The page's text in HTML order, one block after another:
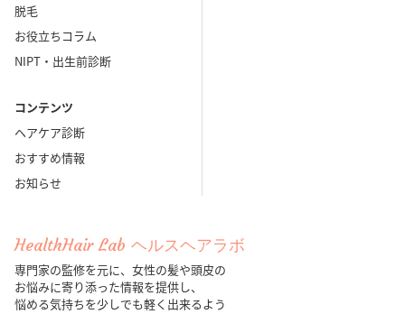
脱毛
お役立ちコラム
NIPT・出生前診断
コンテンツ
ヘアケア診断
おすすめ情報
お知らせ
HealthHair Lab ヘルスヘアラボ
専門家の監修を元に、女性の髪や頭皮の
お悩みに寄り添った情報を提供し、
悩める気持ちを少しでも軽く出来るよう